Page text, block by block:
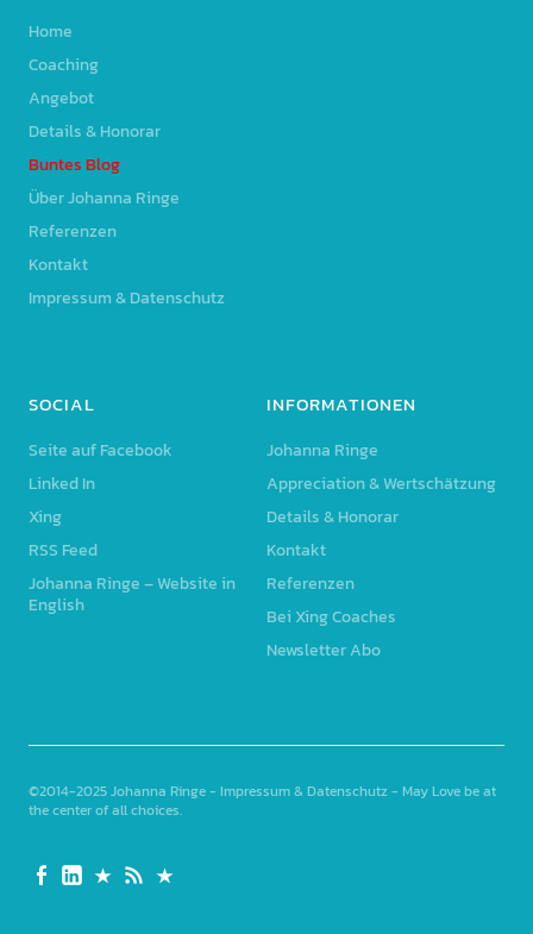
Home
Coaching
Angebot
Details & Honorar
Buntes Blog
Über Johanna Ringe
Referenzen
Kontakt
Impressum & Datenschutz
SOCIAL
Seite auf Facebook
Linked In
Xing
RSS Feed
Johanna Ringe – Website in
English
INFORMATIONEN
Johanna Ringe
Appreciation & Wertschätzung
Details & Honorar
Kontakt
Referenzen
Bei Xing Coaches
Newsletter Abo
©2014-2025Johanna Ringe- Impressum & Datenschutz- May Love be at
the center of all choices